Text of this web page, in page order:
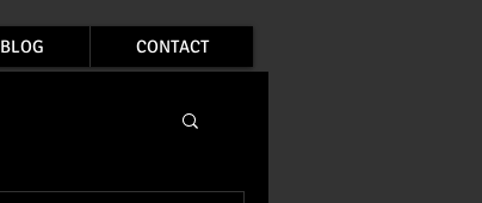
BLOG CONTACT